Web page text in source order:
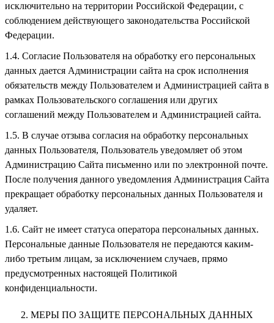
исключительно на территории Российской Федерации, с
соблюдением действующего законодательства Российской
Федерации.
Согласие Пользователя на обработку его персональных
данных дается Администрации сайта на срок исполнения
обязательств между Пользователем и Администрацией сайта в
рамках Пользовательского соглашения или других
соглашений между Пользователем и Администрацией сайта.
В случае отзыва согласия на обработку персональных
данных Пользователя, Пользователь уведомляет об этом
Администрацию Сайта письменно или по электронной почте.
После получения данного уведомления Администрация Сайта
прекращает обработку персональных данных Пользователя и
удаляет.
Сайт не имеет статуса оператора персональных данных.
Персональные данные Пользователя не передаются каким-
либо третьим лицам, за исключением случаев, прямо
предусмотренных настоящей Политикой
конфиденциальности.
МЕРЫ ПО ЗАЩИТЕ ПЕРСОНАЛЬНЫХ ДАННЫХ